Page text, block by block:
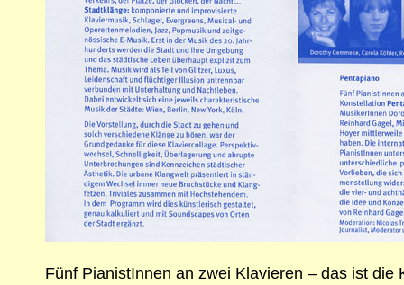
Fünf PianistInnen an zwei Klavieren – das ist